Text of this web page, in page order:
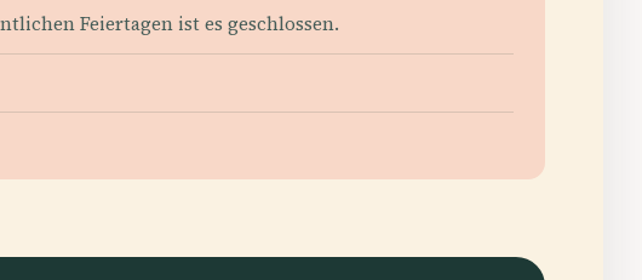
Feiertagen ist es geschlossen.